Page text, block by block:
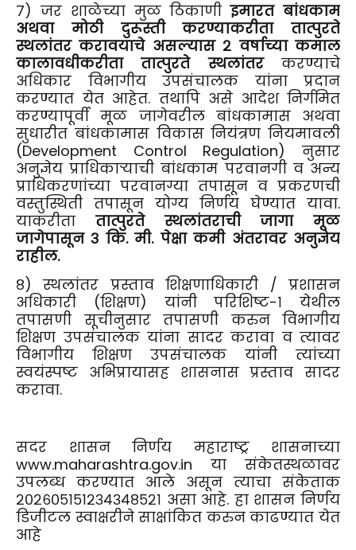
७) जर शाळेच्या मुळ ठिकाणीइमारत बांधकाम
अथवा मोठी दुरूस्ती करण्याकरीता तात्पुरते
स्थलांतर करावयाचे असल्यास २ वर्षाच्या कमाल
कालावधीकरीता तात्पुरते स्थलांतरकरण्याचे
अधिकार विभागीय उपसंचालक यांना प्रदान
करण्यात येत आहेत. तथापि असे आदेश निर्गमित
करण्यापूर्वी मूळ जागेवरील बांधकामास अथवा
सुधारीत बांधकामास विकास नियंत्रण नियमावली
(Development Control Regulation) नुसार
अनुज्ञेय प्राधिकाऱ्याची बांधकाम परवानगी व अन्य
प्राधिकरणांच्या परवानग्या तपासून व प्रकरणची
वस्तुस्थिती तपासून योग्य निर्णय घेण्यात यावा.
याकरीता तात्पुरते स्थलांतराची जागा मूळ
जागेपासून ३ कि. मी. पेक्षा कमी अंतरावर अनुज्ञेय
राहील.
८) स्थलांतर प्रस्ताव शिक्षणाधिकारी / प्रशासन
अधिकारी (शिक्षण) यांनी परिशिष्ट-१ येथील
तपासणी सूचीनुसार तपासणी करुन विभागीय
शिक्षण उपसंचालक यांना सादर करावा व त्यावर
विभागीय शिक्षण उपसंचालक यांनी त्यांच्या
स्वयंस्पष्ट अभिप्रायासह शासनास प्रस्ताव सादर
करावा.
सदर शासन निर्णय महाराष्ट्र शासनाच्या
www.maharashtra.gov.in या संकेतस्थळावर
उपलब्ध करण्यात आले असून त्याचा संकेताक
२०२६०५१५१२३४३४८५२१ असा आहे. हा शासन निर्णय
डिजीटल स्वाक्षरीने साक्षांकित करुन काढण्यात येत
आहे